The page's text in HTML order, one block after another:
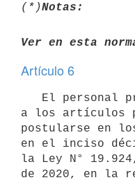
(*)Notas:
Ver en esta
Artículo 6
a los artículos
postularse en
en el inciso
la Ley N°
de 2020, en la